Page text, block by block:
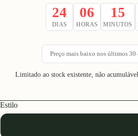
24
DIAS
06
HORAS
15
MINUTOS
Preço mais baixo nos últimos 30
Limitado ao stock existente, não
Estilo